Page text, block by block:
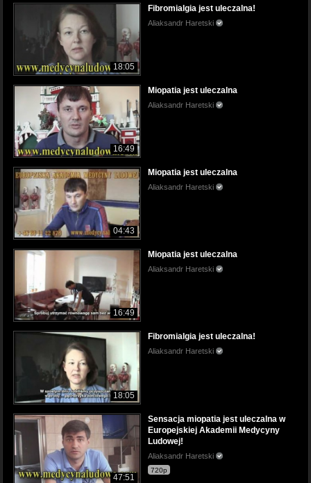
18:05
Fibromialgia jest uleczalna!
Aliaksandr Haretski
16:49
Miopatia jest uleczalna
Aliaksandr Haretski
04:43
Miopatia jest uleczalna
Aliaksandr Haretski
16:49
Miopatia jest uleczalna
Aliaksandr Haretski
18:05
Fibromialgia jest uleczalna!
Aliaksandr Haretski
47:51
Sensacja miopatia jest uleczalna w
Europejskiej Akademii Medycyny
Ludowej!
Aliaksandr Haretski
720p